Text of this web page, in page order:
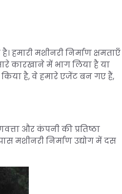
हमारी मशीनरी निर्माण क्षमताएँ
कारखाने में भाग लिया है या
है, वे हमारे एजेंट बन गए हैं,
और कंपनी की प्रतिष्ठा
मशीनरी निर्माण उद्योग में दस